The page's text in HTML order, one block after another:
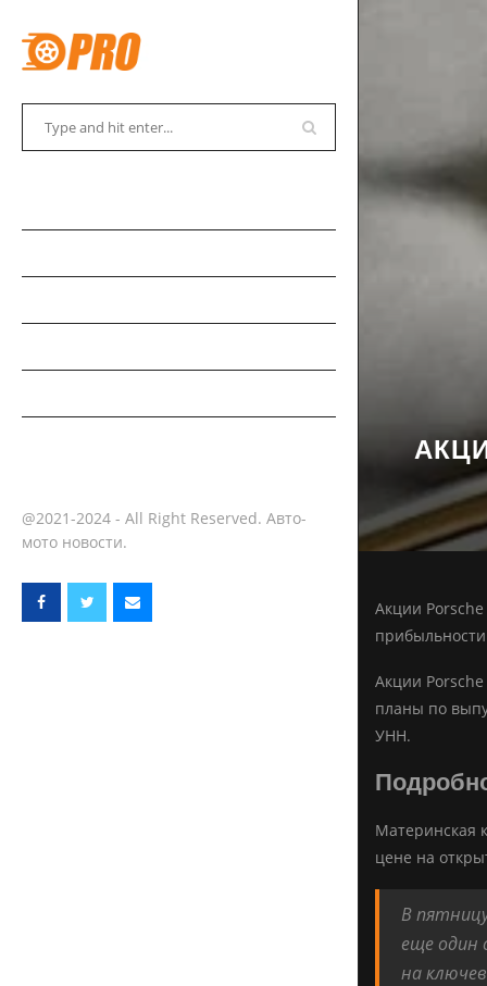
@2021-2024 - All Right Reserved. Авто-
мото новости.
Акции
Акции
планы по
УНН.
Материнская
цене на
В
еще один
на